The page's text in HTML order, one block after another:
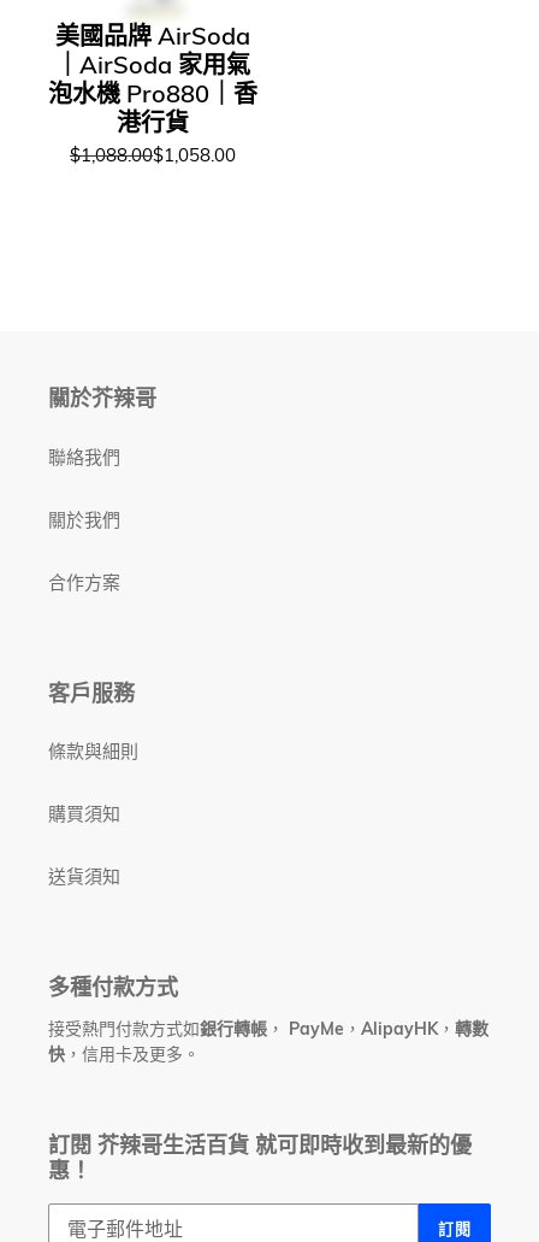
美國品牌 AirSoda
｜AirSoda 家用氣
泡水機 Pro880｜香
港行貨
$1,088.00$1,058.00
關於芥辣哥
聯絡我們
關於我們
合作方案
客戶服務
條款與細則
購買須知
送貨須知
多種付款方式
接受熱門付款方式如銀行轉帳 ， PayMe ， AlipayHK ， 轉數
快 ，信用卡及更多。
訂閱 芥辣哥生活百貨 就可即時收到最新的優
惠！
訂閱